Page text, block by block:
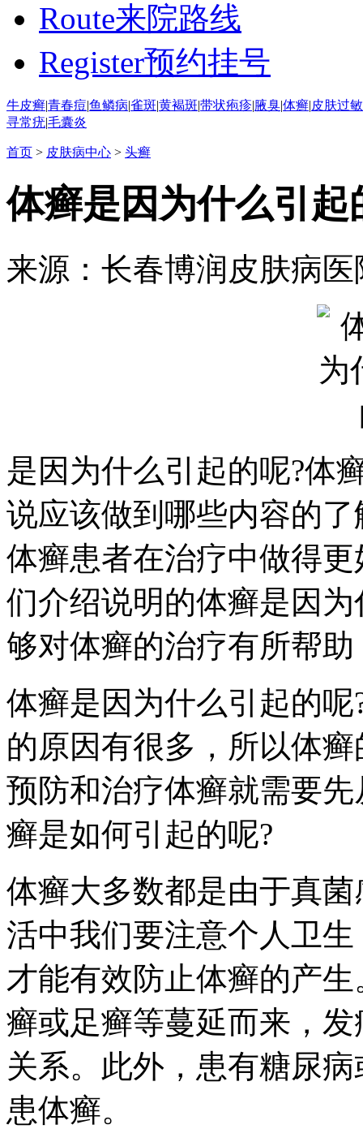
Route来院路线
Register预约挂号
牛皮癣|青春痘|鱼鳞病|雀斑|黄褐斑|带状疱疹|腋臭|体癣|皮肤过敏
寻常疣|毛囊炎
首页 > 皮肤病中心 > 头癣
体癣是因为什么引起
来源：长春博润皮肤病医
是因为什么引起的呢?体
说应该做到哪些内容的
体癣患者在治疗中做得
们介绍说明的体癣是因
够对体癣的治疗有所帮助
体癣是因为什么引起的
的原因有很多，所以体
预防和治疗体癣就需要
癣是如何引起的呢?
体癣大多数都是由于真
活中我们要注意个人卫
才能有效防止体癣的产
癣或足癣等蔓延而来，
关系。此外，患有糖尿
患体癣。